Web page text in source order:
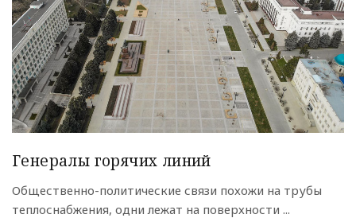
Генералы горячих линий
Общественно-политические связи похожи на трубы
теплоснабжения, одни лежат на поверхности ...